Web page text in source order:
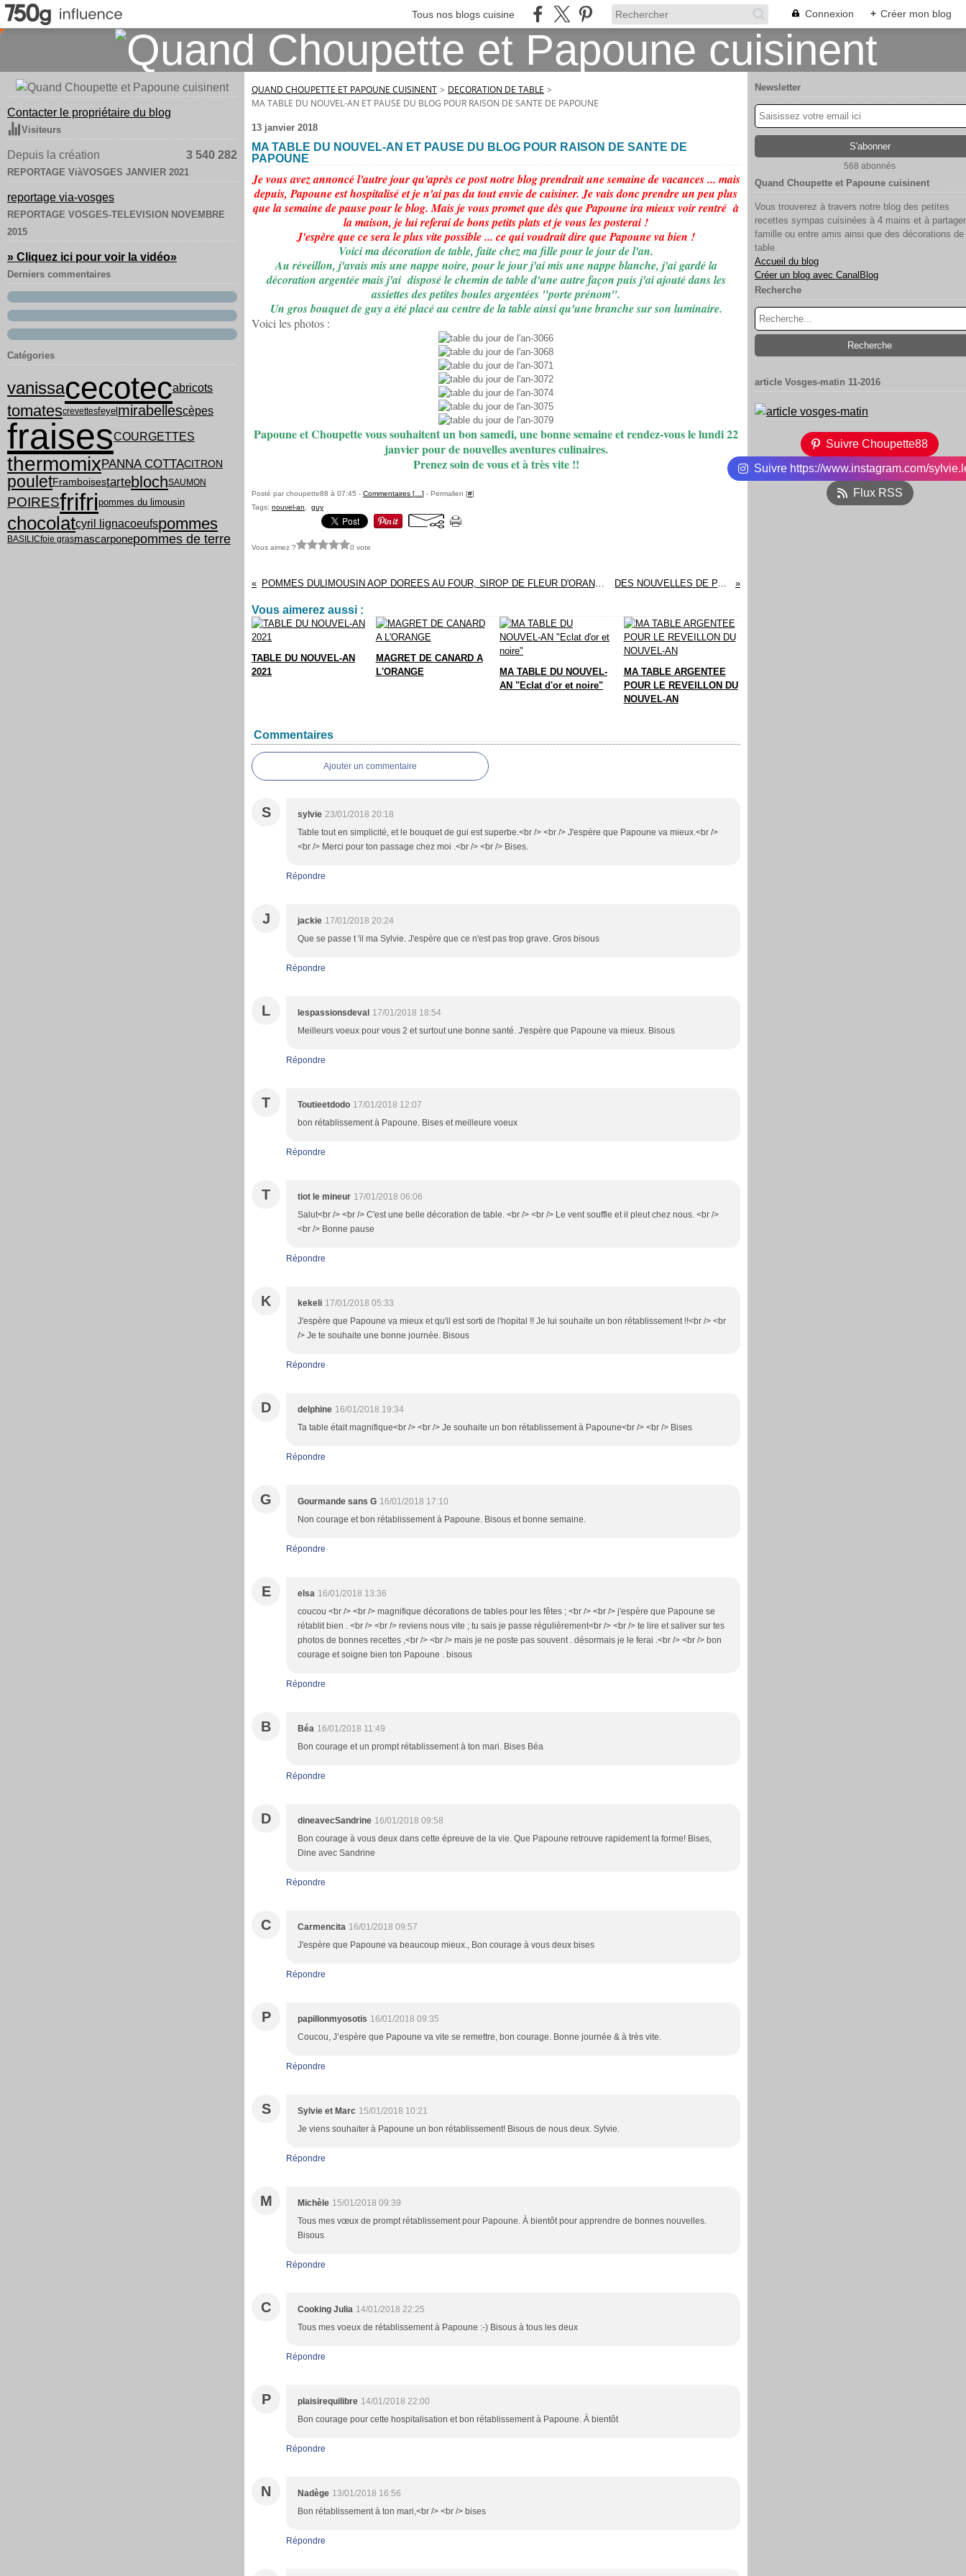
Tous nos blogs cuisine Connexion + Créer mon blog
Contacter le propriétaire du blog
Visiteurs
Depuis la création 3 540 282
REPORTAGE ViàVOSGES JANVIER 2021
reportage via-vosges
REPORTAGE VOSGES-TELEVISION NOVEMBRE
2015
» Cliquez ici pour voir la vidéo»
Derniers commentaires
Catégories
vanissacecotecabricots
tomatescrevettesfeyelmirabellescèpes
fraisesCOURGETTES
thermomixPANNA COTTACITRON
pouletFramboisestarteblochSAUMON
POIRESfrifripommes du limousin
chocolatcyril lignacoeufspommes
BASILICfoie grasmascarponepommes de terre
QUAND CHOUPETTE ET PAPOUNE CUISINENT > DECORATION DE TABLE >
MA TABLE DU NOUVEL-AN ET PAUSE DU BLOG POUR RAISON DE SANTE DE PAPOUNE
13 janvier 2018
MA TABLE DU NOUVEL-AN ET PAUSE DU BLOG POUR RAISON DE SANTE DE
PAPOUNE
Je vous avez annoncé l'autre jour qu'après ce post notre blog prendrait une semaine de vacances ... mais
depuis, Papoune est hospitalisé et je n'ai pas du tout envie de cuisiner. Je vais donc prendre un peu plus
que la semaine de pause pour le blog. Mais je vous promet que dès que Papoune ira mieux voir rentré à
la maison, je lui referai de bons petits plats et je vous les posterai !
J'espère que ce sera le plus vite possible ... ce qui voudrait dire que Papoune va bien !
Voici ma décoration de table, faite chez ma fille pour le jour de l'an.
Au réveillon, j'avais mis une nappe noire, pour le jour j'ai mis une nappe blanche, j'ai gardé la
décoration argentée mais j'ai disposé le chemin de table d'une autre façon puis j'ai ajouté dans les
assiettes des petites boules argentées "porte prénom".
Un gros bouquet de guy a été placé au centre de la table ainsi qu'une branche sur son luminaire.
Voici les photos :
Papoune et Choupette vous souhaitent un bon samedi, une bonne semaine et rendez-vous le lundi 22
janvier pour de nouvelles aventures culinaires.
Prenez soin de vous et à très vite !!
Posté par choupette88 à 07:45 - Commentaires [ ] - Permalien [#]
Tags: nouvel-an guy
Vous aimez ? 0 vote
POMMES DULIMOUSIN AOP DOREES AU FOUR, SIROP DE FLEUR D'ORANGER ET GLACE CARAMEL DES NOUVELLES DE PAPOUNE ...
Vous aimerez aussi :
TABLE DU NOUVEL-AN
2021
MAGRET DE CANARD A
L'ORANGE
MA TABLE DU NOUVEL-
AN "Eclat d'or et noire"
MA TABLE ARGENTEE
POUR LE REVEILLON DU
NOUVEL-AN
Commentaires
Ajouter un commentaire
S sylvie 23/01/2018 20:18
Table tout en simplicité, et le bouquet de gui est superbe.<br /> <br /> J'espère que Papoune va mieux.<br />
<br /> Merci pour ton passage chez moi .<br /> <br /> Bises.
Répondre
J jackie 17/01/2018 20:24
Que se passe t 'il ma Sylvie. J'espère que ce n'est pas trop grave. Gros bisous
Répondre
L lespassionsdeval 17/01/2018 18:54
Meilleurs voeux pour vous 2 et surtout une bonne santé. J'espère que Papoune va mieux. Bisous
Répondre
T Toutieetdodo 17/01/2018 12:07
bon rétablissement à Papoune. Bises et meilleure voeux
Répondre
T tiot le mineur 17/01/2018 06:06
Salut<br /> <br /> C'est une belle décoration de table. <br /> <br /> Le vent souffle et il pleut chez nous. <br />
<br /> Bonne pause
Répondre
K kekeli 17/01/2018 05:33
J'espère que Papoune va mieux et qu'il est sorti de l'hopital !! Je lui souhaite un bon rétablissement !!<br /> <br
/> Je te souhaite une bonne journée. Bisous
Répondre
D delphine 16/01/2018 19:34
Ta table était magnifique<br /> <br /> Je souhaite un bon rétablissement à Papoune<br /> <br /> Bises
Répondre
G Gourmande sans G 16/01/2018 17:10
Non courage et bon rétablissement à Papoune. Bisous et bonne semaine.
Répondre
E elsa 16/01/2018 13:36
coucou <br /> <br /> magnifique décorations de tables pour les fêtes ; <br /> <br /> j'espère que Papoune se
rétablit bien . <br /> <br /> reviens nous vite ; tu sais je passe régulièrement<br /> <br /> te lire et saliver sur tes
photos de bonnes recettes ,<br /> <br /> mais je ne poste pas souvent . désormais je le ferai .<br /> <br /> bon
courage et soigne bien ton Papoune . bisous
Répondre
B Béa 16/01/2018 11:49
Bon courage et un prompt rétablissement à ton mari. Bises Béa
Répondre
D dineavecSandrine 16/01/2018 09:58
Bon courage à vous deux dans cette épreuve de la vie. Que Papoune retrouve rapidement la forme! Bises,
Dine avec Sandrine
Répondre
C Carmencita 16/01/2018 09:57
J'espère que Papoune va beaucoup mieux., Bon courage à vous deux bises
Répondre
P papillonmyosotis 16/01/2018 09:35
Coucou, J’espère que Papoune va vite se remettre, bon courage. Bonne journée & à très vite.
Répondre
S Sylvie et Marc 15/01/2018 10:21
Je viens souhaiter à Papoune un bon rétablissement! Bisous de nous deux. Sylvie.
Répondre
M Michèle 15/01/2018 09:39
Tous mes vœux de prompt rétablissement pour Papoune. À bientôt pour apprendre de bonnes nouvelles.
Bisous
Répondre
C Cooking Julia 14/01/2018 22:25
Tous mes voeux de rétablissement à Papoune :-) Bisous à tous les deux
Répondre
P plaisirequilibre 14/01/2018 22:00
Bon courage pour cette hospitalisation et bon rétablissement à Papoune. À bientôt
Répondre
N Nadège 13/01/2018 16:56
Bon rétablissement à ton mari,<br /> <br /> bises
Répondre
Newsletter
568 abonnés
Quand Choupette et Papoune cuisinent
Vous trouverez à travers notre blog des petites
recettes sympas cuisinées à 4 mains et à
famille ou entre amis ainsi que des décorations de
table.
Accueil du blog
Créer un blog avec CanalBlog
Recherche
article Vosges-matin 11-2016
Suivre Choupette88
Suivre https://www.instagram.com/
Flux RSS